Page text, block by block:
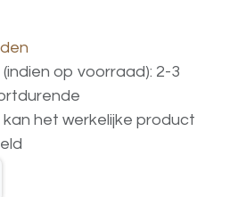
op voorraad): 2-3
kan het werkelijke product